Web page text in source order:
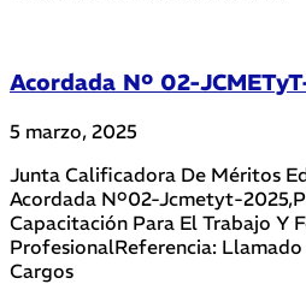
Acordada Nº 02-
5 marzo, 2025
Junta Calificadora De Méritos
Acordada Nº02-Jcmetyt-
Capacitación Para El Trabajo Y
ProfesionalReferencia: Llamado
Cargos